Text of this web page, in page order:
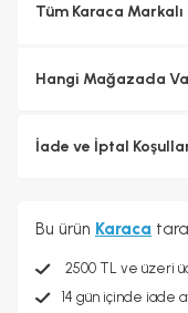
Tüm Karaca
Hangi Mağazada
İade ve İptal
Bu ürün Karaca
2500 TL ve üzeri
14 gün içinde iade